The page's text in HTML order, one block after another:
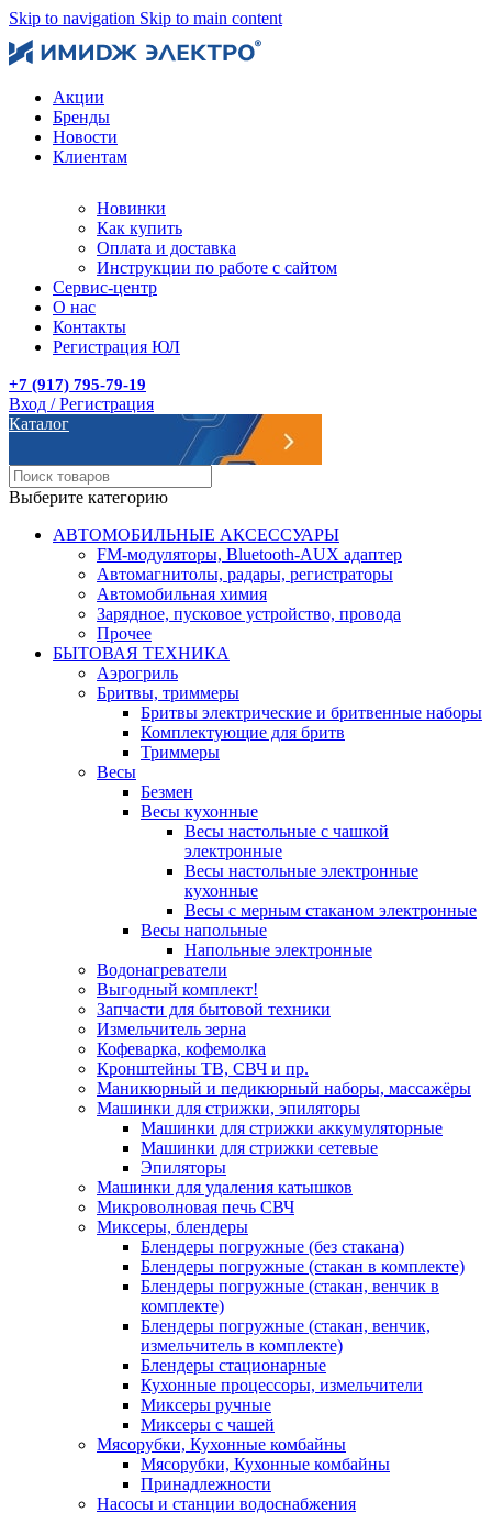
Skip to navigation Skip to main content
Акции
Бренды
Новости
Клиентам
Новинки
Как купить
Оплата и доставка
Инструкции по работе с сайтом
Сервис-центр
О нас
Контакты
Регистрация ЮЛ
+7 (917) 795-79-19
Вход / Регистрация
Каталог
Выберите категорию
АВТОМОБИЛЬНЫЕ АКСЕССУАРЫ
FM-модуляторы, Bluetooth-AUX адаптер
Автомагнитолы, радары, регистраторы
Автомобильная химия
Зарядное, пусковое устройство, провода
Прочее
БЫТОВАЯ ТЕХНИКА
Аэрогриль
Бритвы, триммеры
Бритвы электрические и бритвенные наборы
Комплектующие для бритв
Триммеры
Весы
Безмен
Весы кухонные
Весы настольные с чашкой
электронные
Весы настольные электронные
кухонные
Весы с мерным стаканом электронные
Весы напольные
Напольные электронные
Водонагреватели
Выгодный комплект!
Запчасти для бытовой техники
Измельчитель зерна
Кофеварка, кофемолка
Кронштейны ТВ, СВЧ и пр.
Маникюрный и педикюрный наборы, массажёры
Машинки для стрижки, эпиляторы
Машинки для стрижки аккумуляторные
Машинки для стрижки сетевые
Эпиляторы
Машинки для удаления катышков
Микроволновая печь СВЧ
Миксеры, блендеры
Блендеры погружные (без стакана)
Блендеры погружные (стакан в комплекте)
Блендеры погружные (стакан, венчик в
комплекте)
Блендеры погружные (стакан, венчик,
измельчитель в комплекте)
Блендеры стационарные
Кухонные процессоры, измельчители
Миксеры ручные
Миксеры с чашей
Мясорубки, Кухонные комбайны
Мясорубки, Кухонные комбайны
Принадлежности
Насосы и станции водоснабжения